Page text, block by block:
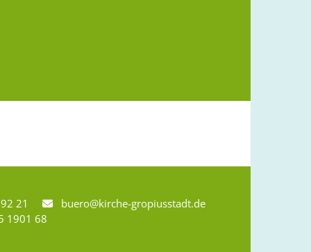
92 21 
buero@kirche-gropiusstadt.de
1901 68